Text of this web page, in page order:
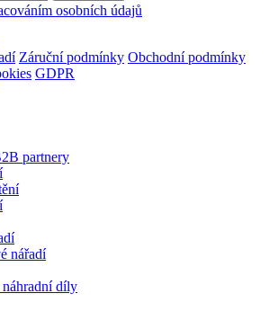
osobních údajů
Záruční podmínky Obchodní podmínky
GDPR
partnery
nářadí
náhradní díly